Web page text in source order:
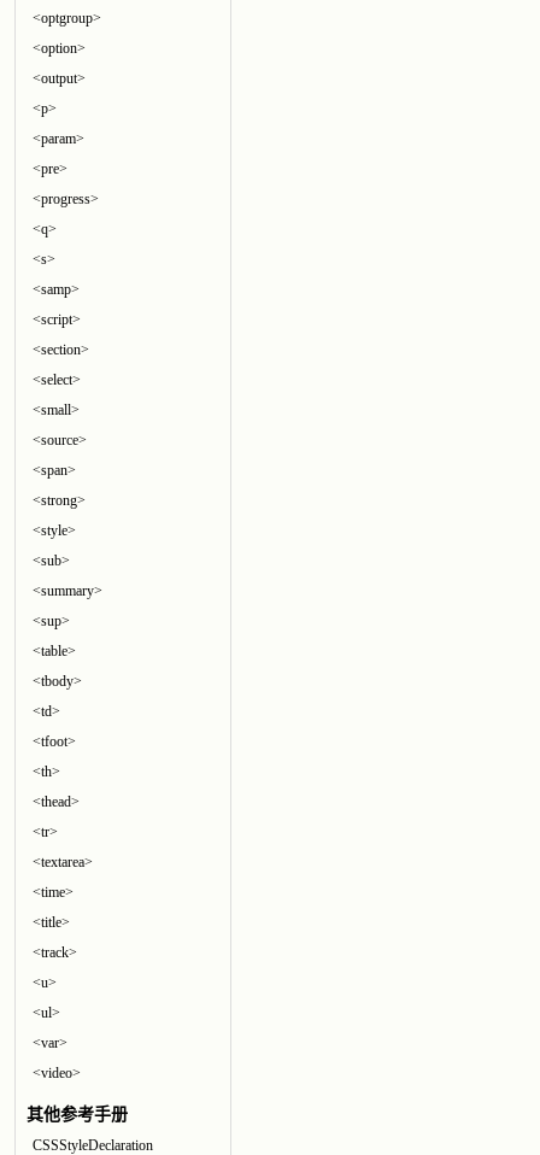
<optgroup>
<option>
<output>
<p>
<param>
<pre>
<progress>
<q>
<s>
<samp>
<script>
<section>
<select>
<small>
<source>
<span>
<strong>
<style>
<sub>
<summary>
<sup>
<table>
<tbody>
<td>
<tfoot>
<th>
<thead>
<tr>
<textarea>
<time>
<title>
<track>
<u>
<ul>
<var>
<video>
其他参考手册
CSSStyleDeclaration